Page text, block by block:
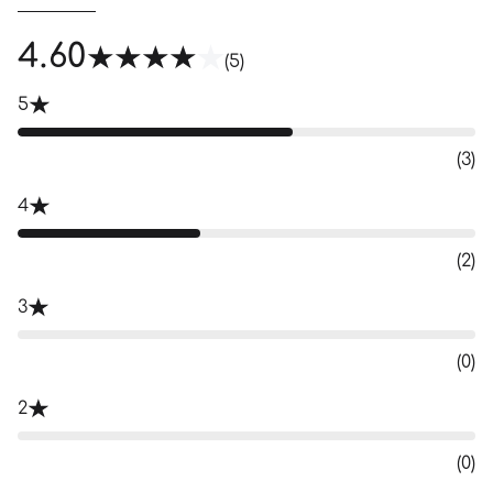
4.60 (5)
5
(3)
4
(2)
3
(0)
2
(0)